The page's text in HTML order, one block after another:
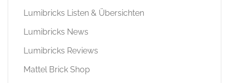
Lumibricks Listen & Übersichten
Lumibricks News
Lumibricks Reviews
Mattel Brick Shop